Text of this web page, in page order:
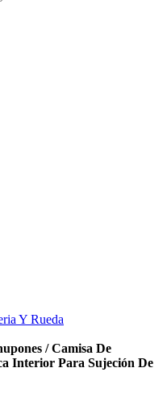
Y Rueda
/ Camisa De
Interior Para Sujeción De